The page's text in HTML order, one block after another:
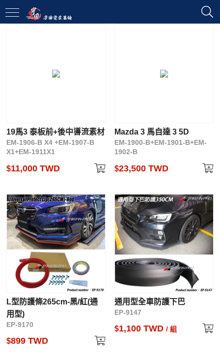
19馬3 泰板前+後中噵流素材
EM-1906-B X4 +EM-1907-B
X1+EM-1911X1
$11,000 TWD
Mazda 3 馬自達 3 5D
EM-1900-B+EM-1901-B+EM-
1902-B
$23,500 TWD
L型防護條265cm-黑/紅(通
用型)
EP-9170
$899 TWD
通用型全車防護下巴
EP-9147
$1,100 TWD/ 組